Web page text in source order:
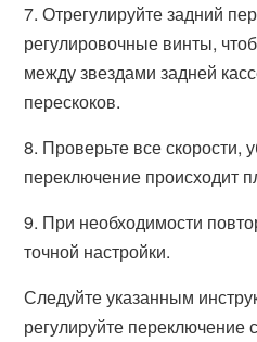
7. Отрегулируйте задний
регулировочные винты,
между звездами задней
перескоков.
8. Проверьте все скорости,
переключение происходит
9. При необходимости
точной настройки.
Следуйте указанным
регулируйте переключение